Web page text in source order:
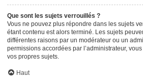
Que sont les sujets verrouillés ?
Vous ne pouvez plus répondre dans les sujets
étant contenu est alors terminé. Les sujets
différentes raisons par un modérateur ou un
permissions accordées par l’administrateur,
vos propres sujets.
Haut